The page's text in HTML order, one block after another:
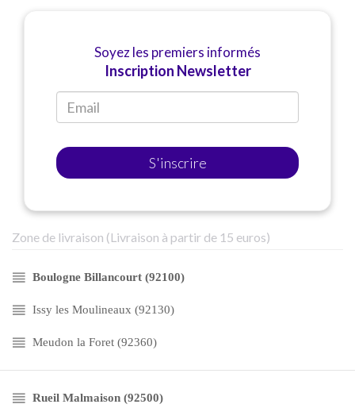
Soyez les premiers informés
Inscription Newsletter
S'inscrire
Zone de livraison (Livraison à partir de 15 euros)
Boulogne Billancourt (92100)
Issy les Moulineaux (92130)
Meudon la Foret (92360)
Rueil Malmaison (92500)